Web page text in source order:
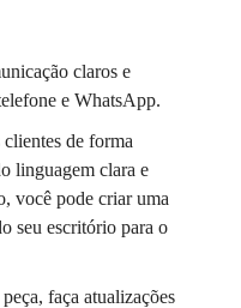
claros e
e WhatsApp.
de forma
linguagem clara e
você pode criar uma
seu escritório para o
faça atualizações